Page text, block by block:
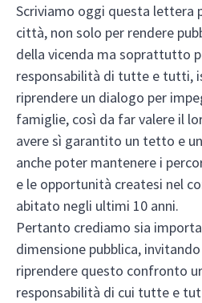
Scriviamo oggi questa lettera
città, non solo per rendere
della vicenda ma soprattutto
responsabilità di tutte e tutti,
riprendere un dialogo per
famiglie, così da far valere il
avere sì garantito un tetto e
anche poter mantenere i
e le opportunità createsi nel
abitato negli ultimi 10 anni.
Pertanto crediamo sia
dimensione pubblica,
riprendere questo confronto
responsabilità di cui tutte e